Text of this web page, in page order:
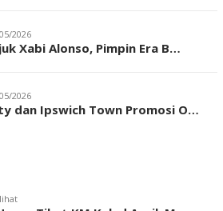
2026
Xabi Alonso, Pimpin Era B…
2026
dan Ipswich Town Promosi O…